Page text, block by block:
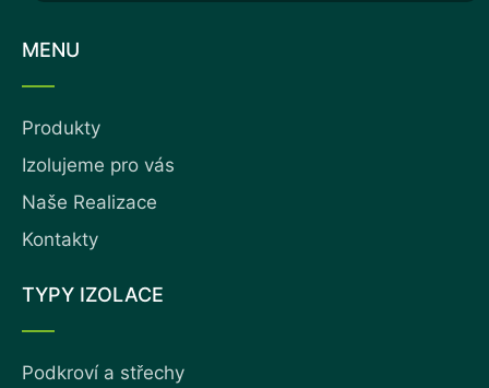
MENU
Produkty
Izolujeme pro vás
Naše Realizace
Kontakty
TYPY IZOLACE
Podkroví a střechy